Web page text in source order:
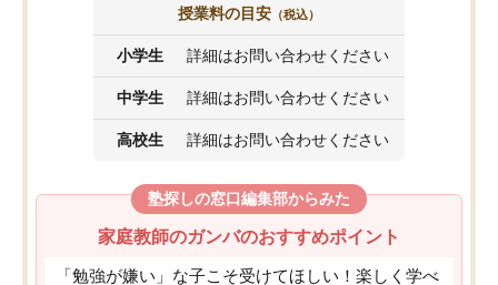
授業料の目安 （税込）
小学生 詳細はお問い合わせください
中学生 詳細はお問い合わせください
高校生 詳細はお問い合わせください
塾探しの窓口編集部からみた
家庭教師のガンバのおすすめポイント
「勉強が嫌い」な子こそ受けてほしい！楽しく学べ